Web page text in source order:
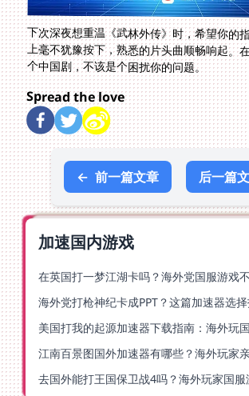
下次深夜想重温《武林外传》时，希望你的
上毫不犹豫按下，熟悉的片头曲顺畅响起。
个中国剧，不该是个困扰你的问题。
Spread the love
← 前一篇文章 后一篇
加速国内游戏